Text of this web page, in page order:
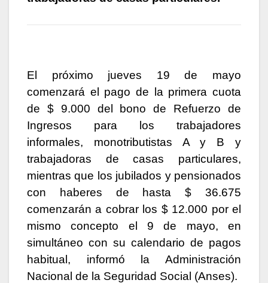
El próximo jueves 19 de mayo
comenzará el pago de la primera cuota
de $ 9.000 del bono de Refuerzo de
Ingresos para los trabajadores
informales, monotributistas A y B y
trabajadoras de casas particulares,
mientras que los jubilados y pensionados
con haberes de hasta $ 36.675
comenzarán a cobrar los $ 12.000 por el
mismo concepto el 9 de mayo, en
simultáneo con su calendario de pagos
habitual, informó la Administración
Nacional de la Seguridad Social (Anses).